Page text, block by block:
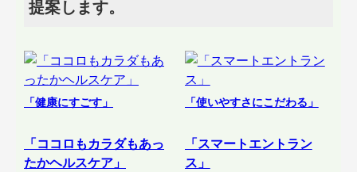
提案します。
「健康にすごす」
「ココロもカラダもあっ
たかヘルスケア」
「使いやすさにこだわる」
「スマートエントラン
ス」